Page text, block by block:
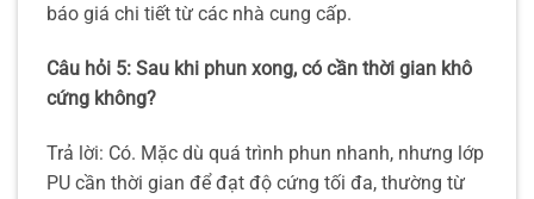
báo giá chi tiết từ các nhà cung cấp.
Câu hỏi 5: Sau khi phun xong, có cần thời gian khô
cứng không?
Trả lời: Có. Mặc dù quá trình phun nhanh, nhưng lớp
PU cần thời gian để đạt độ cứng tối đa, thường từ